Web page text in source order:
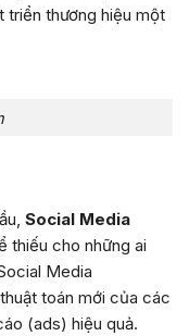
triển thương hiệu một
Social Media
thiếu cho những ai
Media
toán mới của các
(ads) hiệu quả.